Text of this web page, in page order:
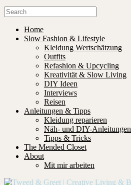
Home
Slow Fashion & Lifestyle
Kleidung Wertschätzung
Outfits
Refashion & Upcycling
Kreativität & Slow Living
DIY Ideen
Interviews
Reisen
Anleitungen & Tipps
Kleidung reparieren
Näh- und DIY-Anleitungen
Tipps & Tricks
The Mended Closet
About
Mit mir arbeiten